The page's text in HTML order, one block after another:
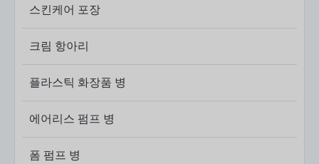
스킨케어 포장
크림 항아리
플라스틱 화장품 병
에어리스 펌프 병
폼 펌프 병